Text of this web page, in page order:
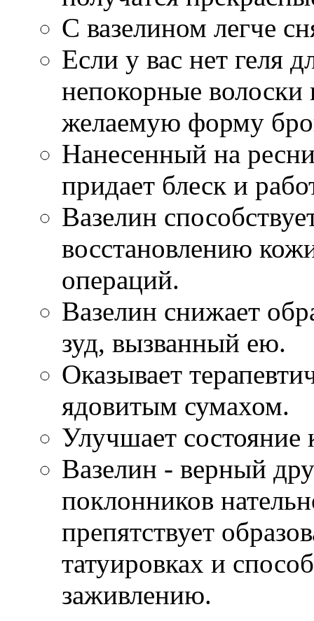
С вазелином легче
Если у вас нет геля
непокорные
желаемую форму
Нанесенный на
придает блеск и
Вазелин
восстановлению
операций.
Вазелин снижает
зуд, вызванный ею.
Оказывает
ядовитым сумахом.
Улучшает состояние
Вазелин - верный
поклонников
препятствует
татуировках и
заживлению.